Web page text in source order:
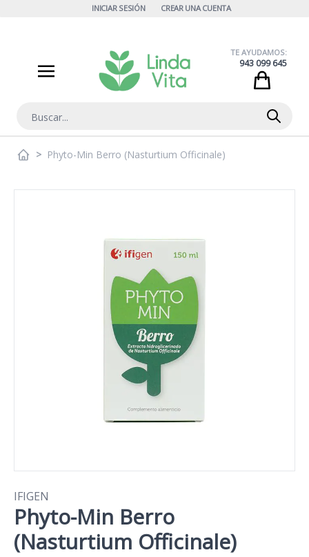
INICIAR SESIÓN CREAR UNA CUENTA
Buscar
TE AYUDAMOS:
943 099 645
> Phyto-Min Berro (Nasturtium Officinale)
IFIGEN
Phyto-Min Berro
(Nasturtium Officinale)